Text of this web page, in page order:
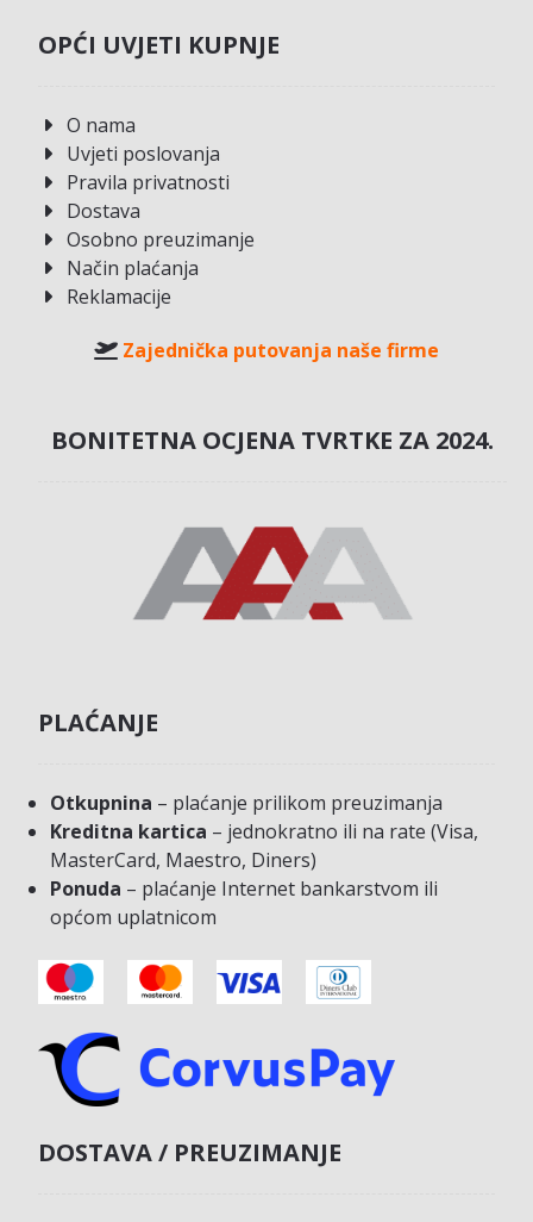
OPĆI UVJETI KUPNJE
O nama
Uvjeti poslovanja
Pravila privatnosti
Dostava
Osobno preuzimanje
Način plaćanja
Reklamacije
Zajednička putovanja naše firme
BONITETNA OCJENA TVRTKE ZA 2024.
PLAĆANJE
Otkupnina – plaćanje prilikom preuzimanja
Kreditna kartica – jednokratno ili na rate (Visa,
MasterCard, Maestro, Diners)
Ponuda – plaćanje Internet bankarstvom ili
općom uplatnicom
DOSTAVA / PREUZIMANJE